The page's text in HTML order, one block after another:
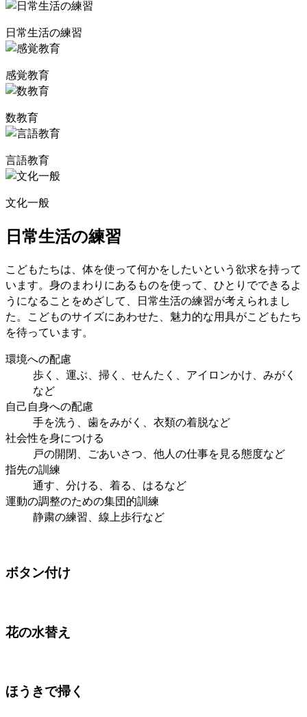
日常生活の練習
感覚教育
数教育
言語教育
文化一般
日常生活の練習
こどもたちは、体を使って何かをしたいという欲求を持って
います。身のまわりにあるものを使って、ひとりでできるよ
うになることをめざして、日常生活の練習が考えられまし
た。こどものサイズにあわせた、魅力的な用具がこどもたち
を待っています。
環境への配慮
歩く、運ぶ、掃く、せんたく、アイロンかけ、みがく
など
自己自身への配慮
手を洗う、歯をみがく、衣類の着脱など
社会性を身につける
戸の開閉、ごあいさつ、他人の仕事を見る態度など
指先の訓練
通す、分ける、着る、はるなど
運動の調整のための集団的訓練
静粛の練習、線上歩行など
ボタン付け
花の水替え
ほうきで掃く